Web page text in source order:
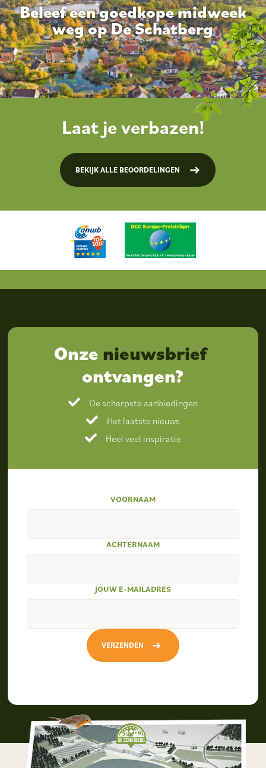
Beleef een goedkope midweek
weg op De Schatberg
Laat je verbazen!
BEKIJK ALLE BEOORDELINGEN
Onze nieuwsbrief
ontvangen?
De scherpste aanbiedingen
Het laatste nieuws
Heel veel inspiratie
VOORNAAM
ACHTERNAAM
JOUW E-MAILADRES
VERZENDEN